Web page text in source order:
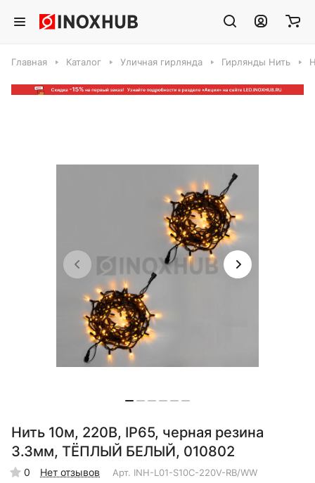
Главная Каталог Уличная гирлянда Гирлянды Нить
Нить 10м, 220В, IP65, черная резина
3.3мм, ТЁПЛЫЙ БЕЛЫЙ, 010802
0 Нет отзывов Арт. INH-L01-S10C-220V-RB/WW